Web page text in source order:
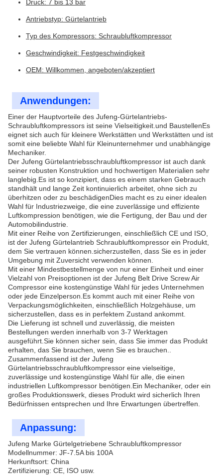
Druck: 7 bis 13 bar
Antriebstyp: Gürtelantrieb
Typ des Kompressors: Schraubluftkompressor
Geschwindigkeit: Festgeschwindigkeit
OEM: Willkommen, angeboten/akzeptiert
Anwendungen:
Einer der Hauptvorteile des Jufeng-Gürtelantriebs-
Schraubluftkompressors ist seine Vielseitigkeit.und BaustellenEs
eignet sich auch für kleinere Werkstätten und Werkstätten und ist
somit eine beliebte Wahl für Kleinunternehmer und unabhängige
Mechaniker.
Der Jufeng Gürtelantriebsschraubluftkompressor ist auch dank
seiner robusten Konstruktion und hochwertigen Materialien sehr
langlebig.Es ist so konzipiert, dass es einem starken Gebrauch
standhält und lange Zeit kontinuierlich arbeitet, ohne sich zu
überhitzen oder zu beschädigenDies macht es zu einer idealen
Wahl für Industriezweige, die eine zuverlässige und effiziente
Luftkompression benötigen, wie die Fertigung, der Bau und der
Automobilindustrie.
Mit einer Reihe von Zertifizierungen, einschließlich CE und ISO,
ist der Jufeng Gürtelantrieb Schraubluftkompressor ein Produkt,
dem Sie vertrauen können.sicherzustellen, dass Sie es in jeder
Umgebung mit Zuversicht verwenden können.
Mit einer Mindestbestellmenge von nur einer Einheit und einer
Vielzahl von Preisoptionen ist der Jufeng Belt Drive Screw Air
Compressor eine kostengünstige Wahl für jedes Unternehmen
oder jede Einzelperson.Es kommt auch mit einer Reihe von
Verpackungsmöglichkeiten, einschließlich Holzgehäuse, um
sicherzustellen, dass es in perfektem Zustand ankommt.
Die Lieferung ist schnell und zuverlässig, die meisten
Bestellungen werden innerhalb von 3-7 Werktagen
ausgeführt.Sie können sicher sein, dass Sie immer das Produkt
erhalten, das Sie brauchen, wenn Sie es brauchen..
Zusammenfassend ist der Jufeng
Gürtelantriebsschraubluftkompressor eine vielseitige,
zuverlässige und kostengünstige Wahl für alle, die einen
industriellen Luftkompressor benötigen.Ein Mechaniker, oder ein
großes Produktionswerk, dieses Produkt wird sicherlich Ihren
Bedürfnissen entsprechen und Ihre Erwartungen übertreffen.
Anpassung:
Jufeng Marke Gürtelgetriebene Schraubluftkompressor
Modellnummer: JF-7.5A bis 100A
Herkunftsort: China
Zertifizierung: CE, ISO usw.